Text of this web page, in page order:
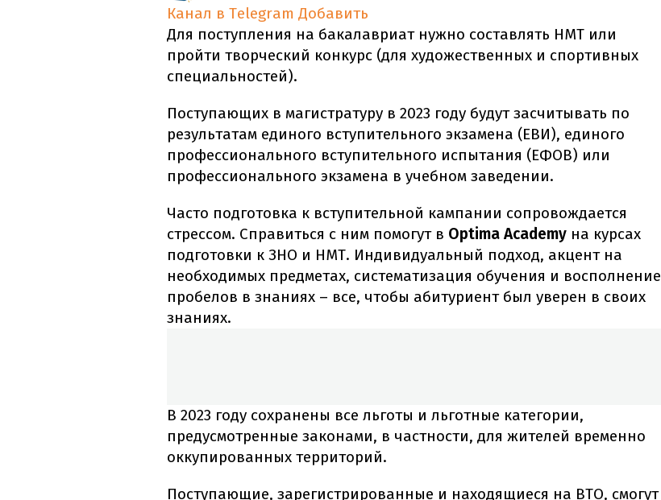
Канал в Telegram Добавить
Для поступления на бакалавриат нужно составлять НМТ или
пройти творческий конкурс (для художественных и спортивных
специальностей).
Поступающих в магистратуру в 2023 году будут засчитывать по
результатам единого вступительного экзамена (ЕВИ), единого
профессионального вступительного испытания (ЕФОВ) или
профессионального экзамена в учебном заведении.
Часто подготовка к вступительной кампании сопровождается
стрессом. Справиться с ним помогут в Optima Academy на курсах
подготовки к ЗНО и НМТ. Индивидуальный подход, акцент на
необходимых предметах, систематизация обучения и восполнение
пробелов в знаниях – все, чтобы абитуриент был уверен в своих
знаниях.
В 2023 году сохранены все льготы и льготные категории,
предусмотренные законами, в частности, для жителей временно
оккупированных территорий.
Поступающие, зарегистрированные и находящиеся на ВТО, смогут